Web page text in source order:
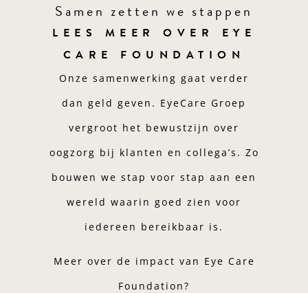
Samen zetten we stappen
LEES MEER OVER EYE
CARE FOUNDATION
Onze samenwerking gaat verder
dan geld geven. EyeCare Groep
vergroot het bewustzijn over
oogzorg bij klanten en collega’s. Zo
bouwen we stap voor stap aan een
wereld waarin goed zien voor
iedereen bereikbaar is.
Meer over de impact van Eye Care
Foundation?